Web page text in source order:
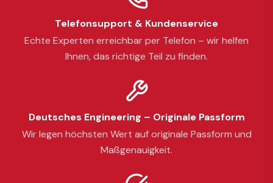
Telefonsupport & Kundenservice
Echte Experten erreichbar per Telefon – wir helfen
Ihnen, das richtige Teil zu finden.
Deutsches Engineering – Originale Passform
Wir legen höchsten Wert auf originale Passform und
Maßgenauigkeit.